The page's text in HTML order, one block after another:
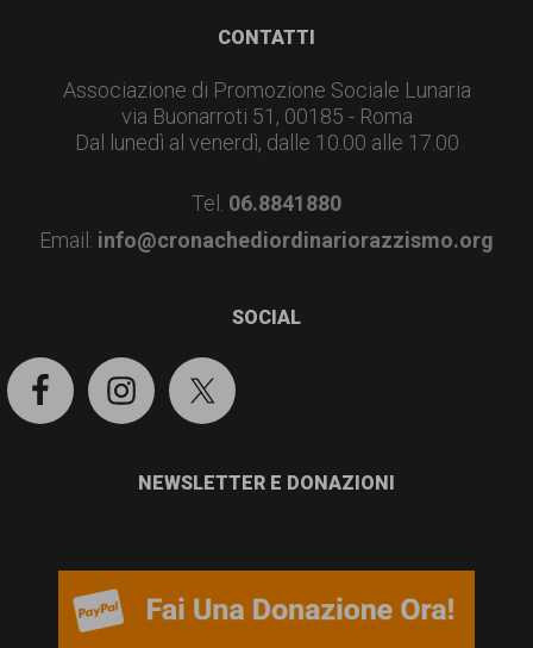
CONTATTI
Associazione di Promozione Sociale Lunaria
via Buonarroti 51, 00185 - Roma
Dal lunedì al venerdì, dalle 10.00 alle 17.00
Tel. 06.8841880
Email: info@cronachediordinariorazzismo.org
SOCIAL
NEWSLETTER E DONAZIONI